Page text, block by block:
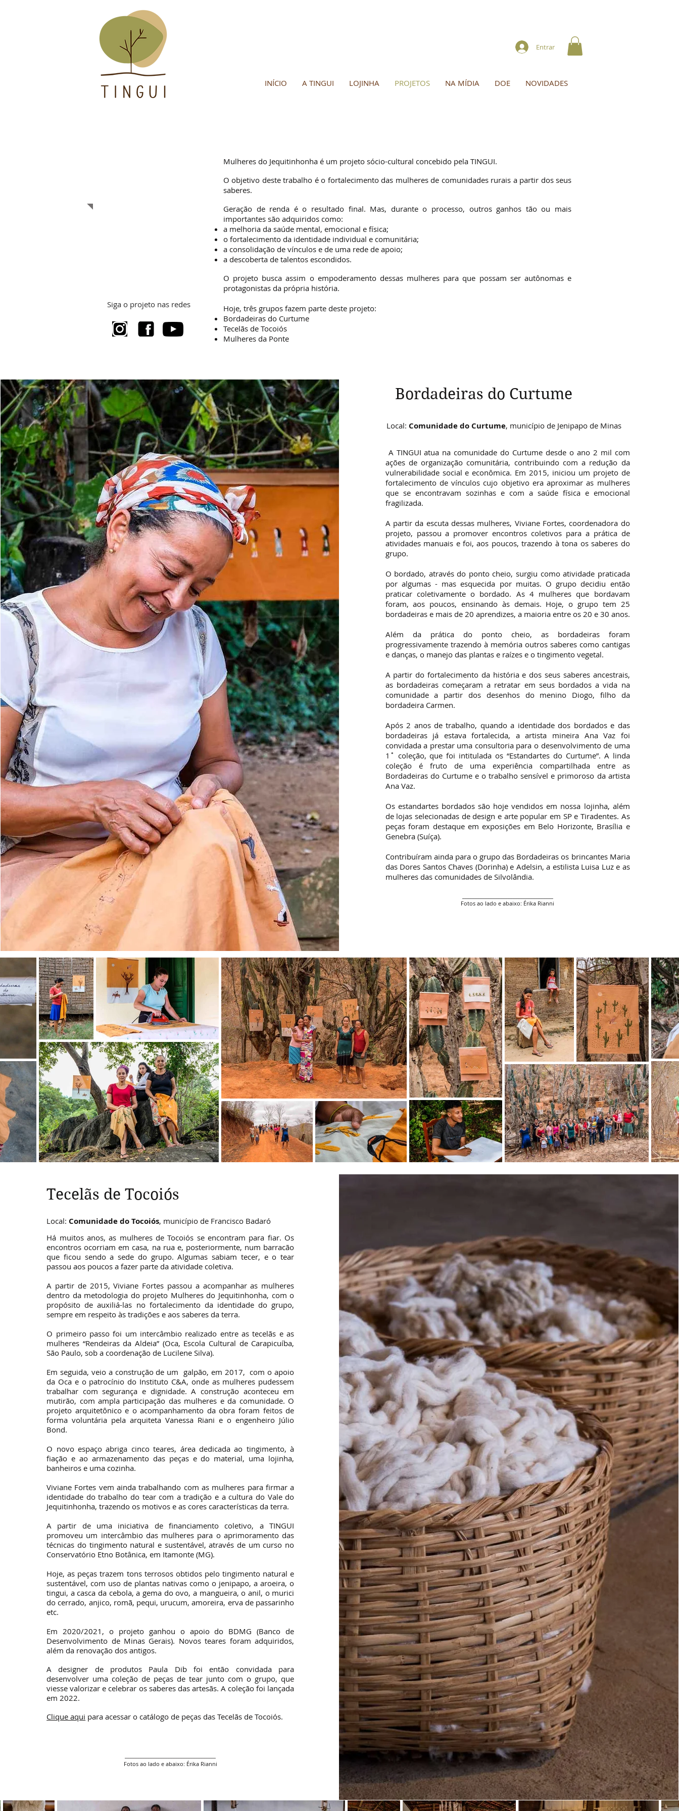
Entrar
INÍCIO A TINGUI LOJINHA PROJETOS NA MÍDIA DOE NOVIDADES
Siga o projeto nas redes
Mulheres do Jequitinhonha é um projeto sócio-cultural concebido pela TINGUI.
O objetivo deste trabalho é o fortalecimento das mulheres de comunidades rurais a partir dos seus
saberes.
Geração de renda é o resultado final. Mas, durante o processo, outros ganhos tão ou mais
importantes são adquiridos como:
a melhoria da saúde mental, emocional e física;
o fortalecimento da identidade individual e comunitária;
a consolidação de vínculos e de uma rede de apoio;
a descoberta de talentos escondidos.
O projeto busca assim o empoderamento dessas mulheres para que possam ser autônomas e
protagonistas da própria história.
Hoje, três grupos fazem parte deste projeto:
Bordadeiras do Curtume
Tecelãs de Tocoiós
Mulheres da Ponte
Bordadeiras do Curtume
Local: Comunidade do Curtume, município de Jenipapo de Minas​
A TINGUI atua na comunidade do Curtume desde o ano 2 mil com
ações de organização comunitária, contribuindo com a redução da
vulnerabilidade social e econômica. Em 2015, iniciou um projeto de
fortalecimento de vínculos cujo objetivo era aproximar as mulheres
que se encontravam sozinhas e com a saúde física e emocional
fragilizada.
A partir da escuta dessas mulheres, Viviane Fortes, coordenadora do
projeto, passou a promover encontros coletivos para a prática de
atividades manuais e foi, aos poucos, trazendo à tona os saberes do
grupo.
O bordado, através do ponto cheio, surgiu como atividade praticada
por algumas - mas esquecida por muitas. O grupo decidiu então
praticar coletivamente o bordado. As 4 mulheres que bordavam
foram, aos poucos, ensinando às demais. Hoje, o grupo tem 25
bordadeiras e mais de 20 aprendizes, a maioria entre os 20 e 30 anos.
Além da prática do ponto cheio, as bordadeiras foram
progressivamente trazendo à memória outros saberes como cantigas
e danças, o manejo das plantas e raízes e o tingimento vegetal.
A partir do fortalecimento da história e dos seus saberes ancestrais,
as bordadeiras começaram a retratar em seus bordados a vida na
comunidade a partir dos desenhos do menino Diogo, filho da
bordadeira Carmen.
Após 2 anos de trabalho, quando a identidade dos bordados e das
bordadeiras já estava fortalecida, a artista mineira Ana Vaz foi
convidada a prestar uma consultoria para o desenvolvimento de uma
1˚ coleção, que foi intitulada os “Estandartes do Curtume”. A linda
coleção é fruto de uma experiência compartilhada entre as
Bordadeiras do Curtume e o trabalho sensível e primoroso da artista
Ana Vaz.
Os estandartes bordados são hoje vendidos em nossa lojinha, além
de lojas selecionadas de design e arte popular em SP e Tiradentes. As
peças foram destaque em exposições em Belo Horizonte, Brasília e
Genebra (Suíça).
Contribuíram ainda para o grupo das Bordadeiras os brincantes Maria
das Dores Santos Chaves (Dorinha) e Adelsin, a estilista Luisa Luz e as
mulheres das comunidades de Silvolândia.
Fotos ao lado e abaixo: Érika Rianni
Tecelãs de Tocoiós
Local: Comunidade do Tocoiós, município de Francisco Badaró
Há muitos anos, as mulheres de Tocoiós se encontram para fiar. Os
encontros ocorriam em casa, na rua e, posteriormente, num barracão
que ficou sendo a sede do grupo. Algumas sabiam tecer, e o tear
passou aos poucos a fazer parte da atividade coletiva.
A partir de 2015, Viviane Fortes passou a acompanhar as mulheres
dentro da metodologia do projeto Mulheres do Jequitinhonha, com o
propósito de auxiliá-las no fortalecimento da identidade do grupo,
sempre em respeito às tradições e aos saberes da terra.
O primeiro passo foi um intercâmbio realizado entre as tecelãs e as
mulheres “Rendeiras da Aldeia” (Oca, Escola Cultural de Carapicuíba,
São Paulo, sob a coordenação de Lucilene Silva).
Em seguida, veio a construção de um galpão, em 2017, com o apoio
da Oca e o patrocínio do Instituto C&A, onde as mulheres pudessem
trabalhar com segurança e dignidade. A construção aconteceu em
mutirão, com ampla participação das mulheres e da comunidade. O
projeto arquitetônico e o acompanhamento da obra foram feitos de
forma voluntária pela arquiteta Vanessa Riani e o engenheiro Júlio
Bond.
O novo espaço abriga cinco teares, área dedicada ao tingimento, à
fiação e ao armazenamento das peças e do material, uma lojinha,
banheiros e uma cozinha.
Viviane Fortes vem ainda trabalhando com as mulheres para firmar a
identidade do trabalho do tear com a tradição e a cultura do Vale do
Jequitinhonha, trazendo os motivos e as cores características da terra.
A partir de uma iniciativa de financiamento coletivo, a TINGUI
promoveu um intercâmbio das mulheres para o aprimoramento das
técnicas do tingimento natural e sustentável, através de um curso no
Conservatório Etno Botânica, em Itamonte (MG).
Hoje, as peças trazem tons terrosos obtidos pelo tingimento natural e
sustentável, com uso de plantas nativas como o jenipapo, a aroeira, o
tingui, a casca da cebola, a gema do ovo, a mangueira, o anil, o murici
do cerrado, anjico, romã, pequi, urucum, amoreira, erva de passarinho
etc.
Em 2020/2021, o projeto ganhou o apoio do BDMG (Banco de
Desenvolvimento de Minas Gerais). Novos teares foram adquiridos,
além da renovação dos antigos.
A designer de produtos Paula Dib foi então convidada para
desenvolver uma coleção de peças de tear junto com o grupo, que
viesse valorizar e celebrar os saberes das artesãs. A coleção foi lançada
em 2022.
Clique aqui para acessar o catálogo de peças das Tecelãs de Tocoiós.
Fotos ao lado e abaixo: Érika Rianni